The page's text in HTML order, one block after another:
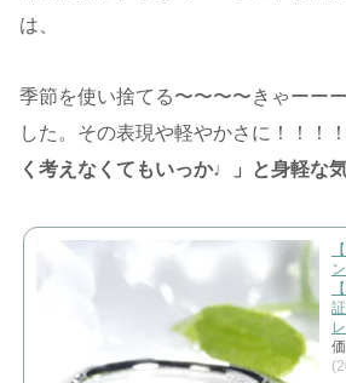
は、
季節を使い捨てる〜〜〜〜きゃーー
した。その表現や軽やかさに！！！
く考えなくてもいっか♩」と身軽な